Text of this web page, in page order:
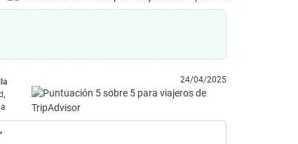
24/04/2025